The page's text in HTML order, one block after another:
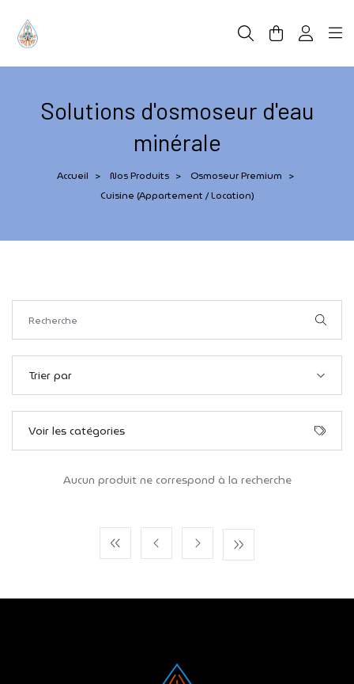
Solutions d'osmoseur d'eau
minérale
Accueil > Nos Produits > Osmoseur Premium >
Cuisine (appartement / Location)
Trier par
Voir les catégories
Aucun produit ne correspond à la recherche